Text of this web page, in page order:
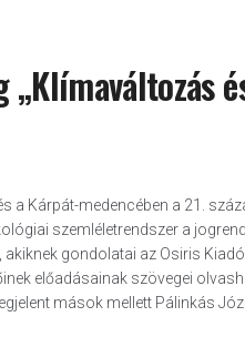
Kárpát-medencében a 21.
szemléletrendszer a
gondolatai az Osiris
előadásainak szövegei
mások mellett Pálinkás